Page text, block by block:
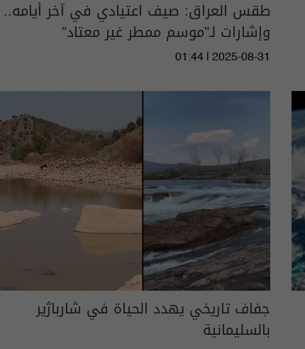
طقس العراق: صيف اعتيادي في آخر أيامه..
وإشارات لـ"موسم ممطر غير معتاد"
01:44 | 2025-08-31
جفاف تاريخي يهدد الحياة في شارباژير
بالسليمانية